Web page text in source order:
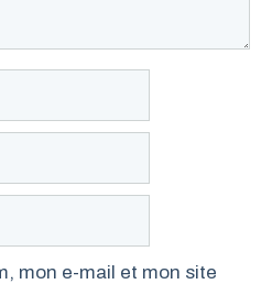
mon e-mail et mon site